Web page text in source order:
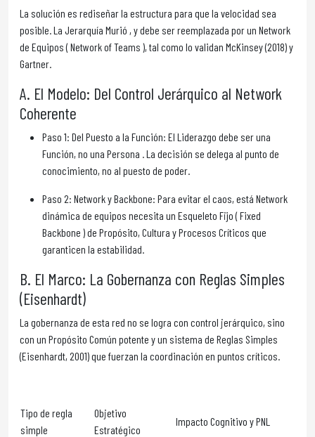
La solución es rediseñar la estructura para que la velocidad sea
posible. La Jerarquía Murió , y debe ser reemplazada por un Network
de Equipos ( Network of Teams ), tal como lo validan McKinsey (2018) y
Gartner.
A. El Modelo: Del Control Jerárquico al Network
Coherente
Paso 1: Del Puesto a la Función: El Liderazgo debe ser una
Función, no una Persona . La decisión se delega al punto de
conocimiento, no al puesto de poder.
Paso 2: Network y Backbone: Para evitar el caos, está Network
dinámica de equipos necesita un Esqueleto Fijo ( Fixed
Backbone ) de Propósito, Cultura y Procesos Críticos que
garanticen la estabilidad.
B. El Marco: La Gobernanza con Reglas Simples
(Eisenhardt)
La gobernanza de esta red no se logra con control jerárquico, sino
con un Propósito Común potente y un sistema de Reglas Simples
(Eisenhardt, 2001) que fuerzan la coordinación en puntos críticos.
Tipo de regla
simple
Objetivo
Estratégico
Impacto Cognitivo y PNL